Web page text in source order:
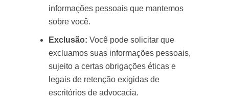
informações pessoais que mantemos
sobre você.
Exclusão: Você pode solicitar que
excluamos suas informações pessoais,
sujeito a certas obrigações éticas e
legais de retenção exigidas de
escritórios de advocacia.